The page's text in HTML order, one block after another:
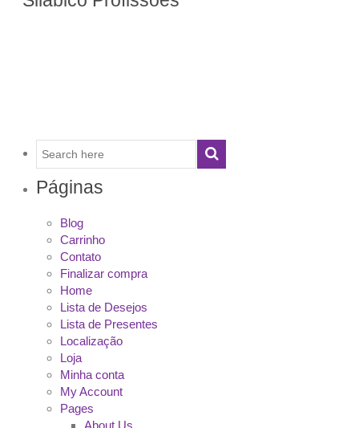
Páginas
Blog
Carrinho
Contato
Finalizar compra
Home
Lista de Desejos
Lista de Presentes
Localização
Loja
Minha conta
My Account
Pages
About Us